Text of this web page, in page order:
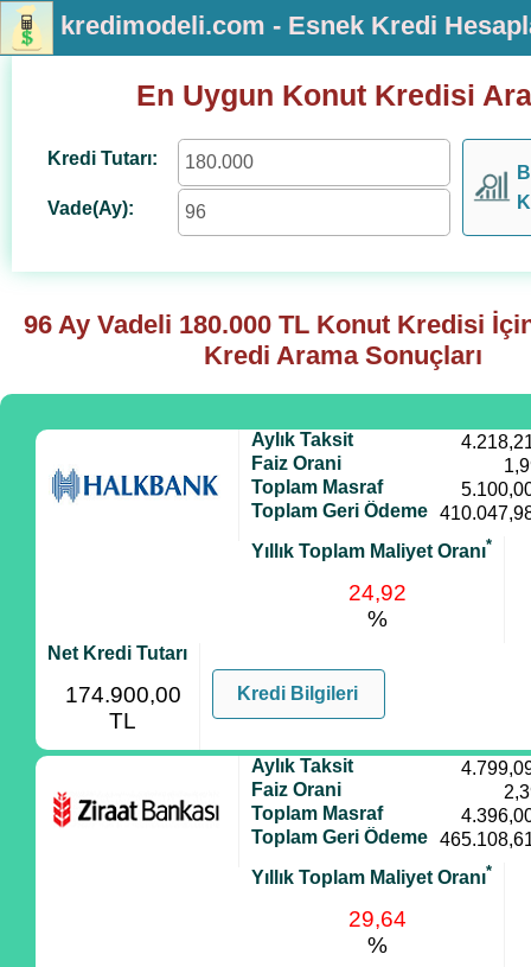
kredimodeli.com - Esnek Kredi
En Uygun Konut Kredisi
Kredi Tutarı:
Vade(Ay):
96 Ay Vadeli 180.000 TL Konut Kredisi
Kredi Arama Sonuçları
Aylık Taksit
Faiz Orani
Toplam Masraf
Toplam Geri Ödeme
Yıllık Toplam Maliyet Oranı*
24,92
%
Net Kredi Tutarı
174.900,00
TL
Kredi Bilgileri
Aylık Taksit
Faiz Orani
Toplam Masraf
Toplam Geri Ödeme
Yıllık Toplam Maliyet Oranı*
29,64
%